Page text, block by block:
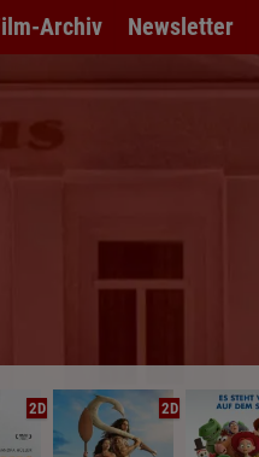
Archiv Newsletter
2D 2D